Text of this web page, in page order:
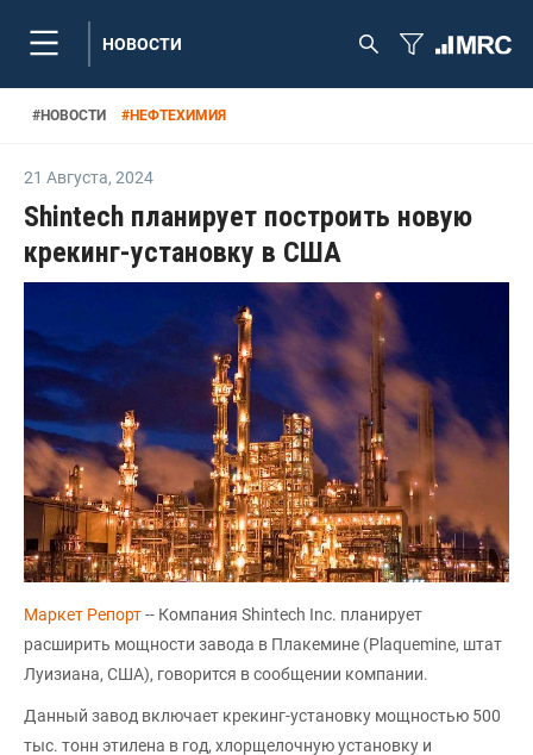
НОВОСТИ
#НОВОСТИ #НЕФТЕХИМИЯ
21 Августа, 2024
Shintech планирует построить новую
крекинг-установку в США
Маркет Репорт-- Компания Shintech Inc. планирует
расширить мощности завода в Плакемине (Plaquemine, штат
Луизиана, США), говорится в сообщении компании.
Данный завод включает крекинг-установку мощностью 500
тыс. тонн этилена в год, хлорщелочную установку и